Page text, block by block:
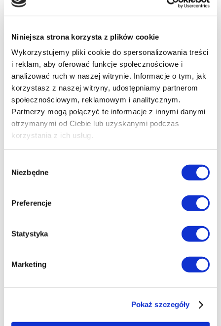
Niniejsza strona korzysta z plików cookie
Wykorzystujemy pliki cookie do spersonalizowania treści
i reklam, aby oferować funkcje społecznościowe i
analizować ruch w naszej witrynie. Informacje o tym, jak
korzystasz z naszej witryny, udostępniamy partnerom
społecznościowym, reklamowym i analitycznym.
Partnerzy mogą połączyć te informacje z innymi danymi
otrzymanymi od Ciebie lub uzyskanymi podczas
korzystania z ich usług.
zgody
Niezbędne
Preferencje
Statystyka
Marketing
Pokaż szczegóły
Kontakt
Aby się z nami skontaktować zapraszamy do
użycia formularza znajdującego się obok, lub
skorzystania z poniższych danych:
A-Consult Sp. z o.o.
60-474 Poznań
NIP/VAT PL9721261439